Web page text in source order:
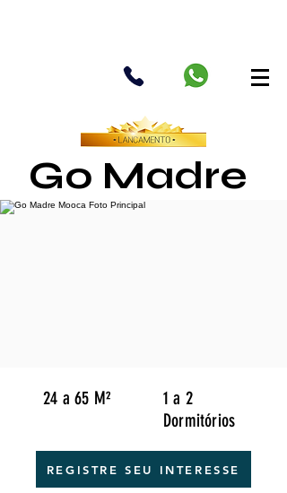
Go Madre
24 a 65 M²
1 a 2
Dormitórios
REGISTRE SEU INTERESSE